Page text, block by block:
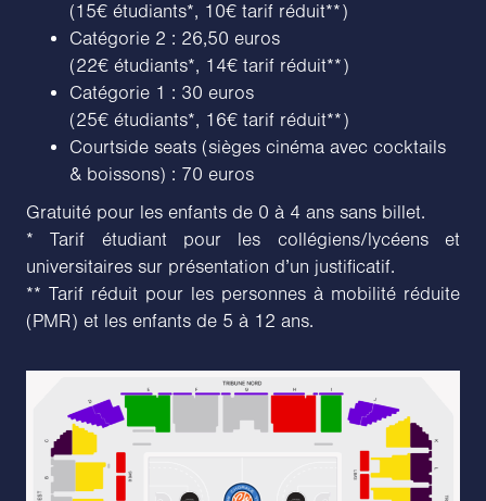
(15€ étudiants*, 10€ tarif réduit**)
Catégorie 2 : 26,50 euros
(22€ étudiants*, 14€ tarif réduit**)
Catégorie 1 : 30 euros
(25€ étudiants*, 16€ tarif réduit**)
Courtside seats (sièges cinéma avec cocktails
& boissons) : 70 euros
Gratuité pour les enfants de 0 à 4 ans sans billet.
* Tarif étudiant pour les collégiens/lycéens et
universitaires sur présentation d’un justificatif.
** Tarif réduit pour les personnes à mobilité réduite
(PMR) et les enfants de 5 à 12 ans.